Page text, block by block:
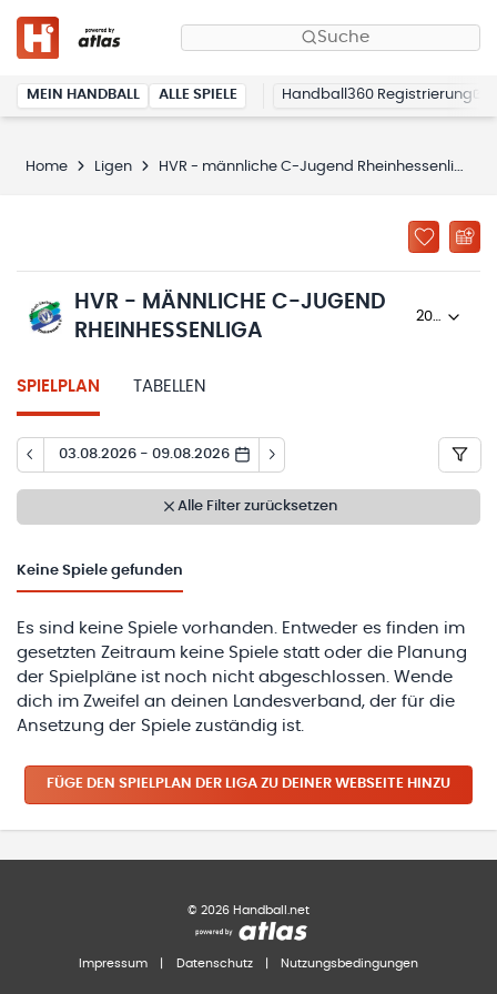
Suche
MEIN HANDBALL ALLE SPIELE Handball360 Registrierung
Home Ligen HVR - männliche C-Jugend Rheinhessenliga
HVR - MÄNNLICHE C-JUGEND
RHEINHESSENLIGA
SPIELPLAN TABELLEN
03.08.2026 - 09.08.2026
Alle Filter zurücksetzen
Keine Spiele gefunden
Es sind keine Spiele vorhanden. Entweder es finden im
gesetzten Zeitraum keine Spiele statt oder die Planung
der Spielpläne ist noch nicht abgeschlossen. Wende
dich im Zweifel an deinen Landesverband, der für die
Ansetzung der Spiele zuständig ist.
FÜGE DEN SPIELPLAN DER LIGA ZU DEINER WEBSEITE HINZU
© 2026 Handball.net
Impressum Datenschutz Nutzungsbedingungen